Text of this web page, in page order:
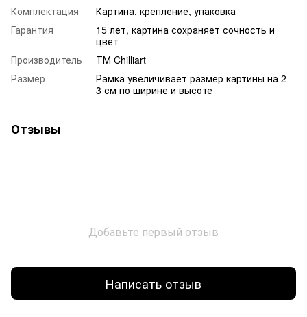
Комплектация
Картина, крепление, упаковка
Гарантия
15 лет, картина сохраняет сочность и
цвет
Производитель
ТМ Chilliart
Размер
Рамка увеличивает размер картины на 2–
3 см по ширине и высоте
Отзывы
Добавьте первый отзыв
Написать отзыв